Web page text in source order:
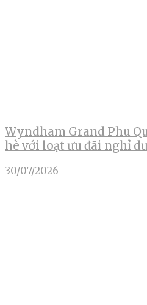
Wyndham Grand Phu
hè với loạt ưu đãi nghỉ
30/07/2026